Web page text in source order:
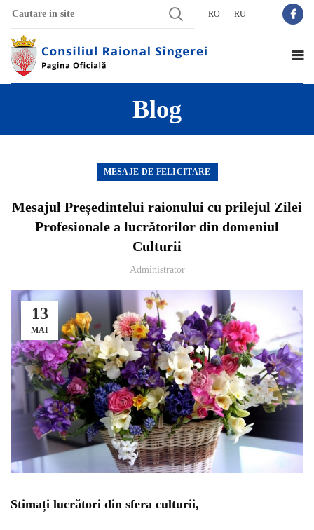
RO RU
Blog
MESAJE DE FELICITARE
Mesajul Președintelui raionului cu prilejul Zilei
Profesionale a lucrătorilor din domeniul
Culturii
Administrator
13
MAI
Stimați lucrători din sfera culturii,